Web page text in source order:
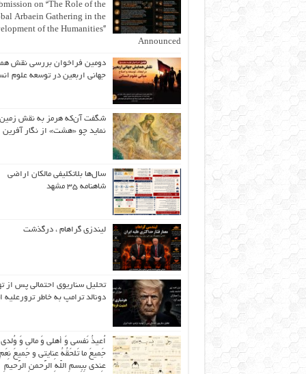
on “The Role of the
Arbaein Gathering in the
of the Humanities”
Announced
دومین فراخوان بررسی نقش
جهانی اربعین در توسعه علوم
شگفت آن‌که هرمز به نقش زمین
نماید چو «هشت» از نگار آفرین
سال‌ها بلاتکلیفی مالکان اراضی
شاهنامه ۳۵ مشهد
لیندزی گراهام ، درگذشت
تحلیل سناریوی احتمالی پس از
دونالد ترامپ به خاطر ترورعلیه
اُعیذُ نَفسی وَ أهلی وَ مالی وَ
جَمیعَ ما تَلحَقُهُ عِنایتی و جَمیعَ نِعَمِ
عِندی بِبِسمِ اللّهِ الرَّحمنِ الرَّحیمِ